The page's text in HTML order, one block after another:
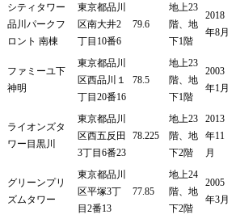
シティタワー
品川パークフ
ロント 南棟
東京都品川
区南大井2
丁目10番6
79.6
地上23
階、地
下1階
2018
年8月
ファミーユ下
神明
東京都品川
区西品川１
丁目20番16
78.5
地上23
階、地
下1階
2003
年1月
ライオンズタ
ワー目黒川
東京都品川
区西五反田
3丁目6番23
78.225
地上23
階、地
下2階
2013
年11
月
グリーンプリ
ズムタワー
東京都品川
区平塚3丁
目2番13
77.85
地上24
階、地
下2階
2005
年3月